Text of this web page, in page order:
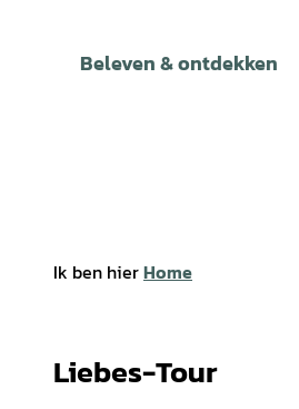
Beleven & ontdekken
Ik ben hierHome
Liebes-Tour